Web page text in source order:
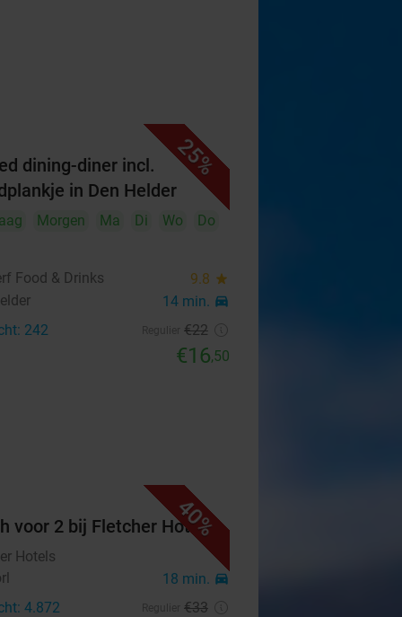
25%
dining-diner incl.
in Den Helder
Morgen Ma Di Wo
Do
Food & Drinks
9.8 star
14 min. directions_car
242 €22
€16,50
40%
voor 2 bij Fletcher Hotels
Hotels
18 min. directions_car
4.872 €33